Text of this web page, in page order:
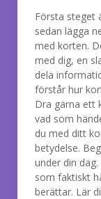
Första steget
sedan lägga
med korten.
med dig, en
dela
förstår hur
Dra gärna ett
vad som
du med ditt
betydelse.
under din
som faktiskt
berättar. Lär